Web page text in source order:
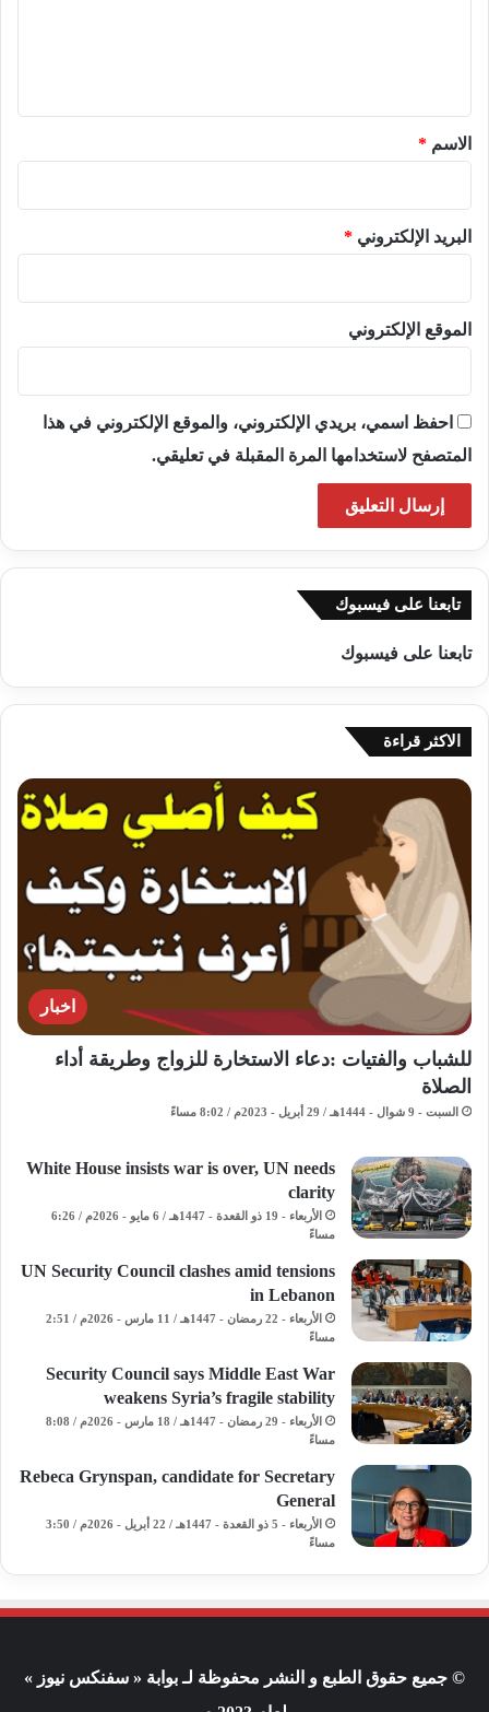
*الاسم *
البريد الإلكتروني *
الموقع الإلكتروني
احفظ اسمي، بريدي الإلكتروني، والموقع الإلكتروني في هذا
المتصفح لاستخدامها المرة المقبلة في تعليقي.
تابعنا على فيسبوك
تابعنا على فيسبوك
الاكثر قراءة
اخبار
للشباب والفتيات :دعاء الاستخارة للزواج وطريقة أداء
الصلاة
السبت - 9 شوال - 1444هـ / 29 أبريل - 2023م / 8:02 مساءً
White House insists war is over, UN needs
clarity
الأربعاء - 19 ذو القعدة - 1447هـ / 6 مايو - 2026م / 6:26
مساءً
UN Security Council clashes amid tensions
in Lebanon
الأربعاء - 22 رمضان - 1447هـ / 11 مارس - 2026م / 2:51
مساءً
Security Council says Middle East War
weakens Syria’s fragile stability
الأربعاء - 29 رمضان - 1447هـ / 18 مارس - 2026م / 8:08
مساءً
Rebeca Grynspan, candidate for Secretary
General
الأربعاء - 5 ذو القعدة - 1447هـ / 22 أبريل - 2026م / 3:50
مساءً
© جميع حقوق الطبع و النشر محفوظة لـ بوابة « سفنكس نيوز »